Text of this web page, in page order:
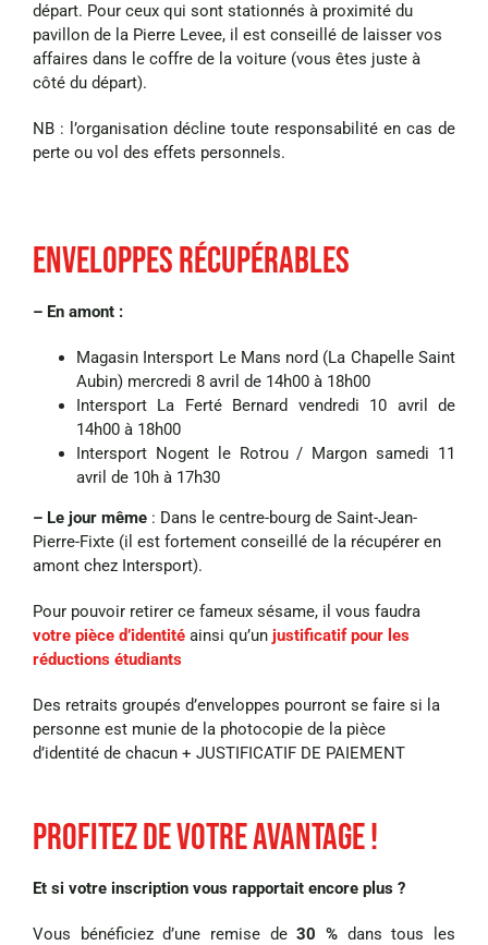
départ. Pour ceux qui sont stationnés à proximité du
pavillon de la Pierre Levee, il est conseillé de laisser vos
affaires dans le coffre de la voiture (vous êtes juste à
côté du départ).
NB : l’organisation décline toute responsabilité en cas de
perte ou vol des effets personnels.
Enveloppes récupérables
– En amont :
Magasin Intersport Le Mans nord (La Chapelle Saint
Aubin) mercredi 8 avril de 14h00 à 18h00
Intersport La Ferté Bernard vendredi 10 avril de
14h00 à 18h00
Intersport Nogent le Rotrou / Margon samedi 11
avril de 10h à 17h30
– Le jour même : Dans le centre-bourg de Saint-Jean-
Pierre-Fixte (il est fortement conseillé de la récupérer en
amont chez Intersport).
Pour pouvoir retirer ce fameux sésame, il vous faudra
votre pièce d’identité ainsi qu’un justificatif pour les
réductions étudiants
Des retraits groupés d’enveloppes pourront se faire si la
personne est munie de la photocopie de la pièce
d’identité de chacun + JUSTIFICATIF DE PAIEMENT
Profitez de votre avantage !
Et si votre inscription vous rapportait encore plus ?
Vous bénéficiez d’une remise de30 % dans tous les